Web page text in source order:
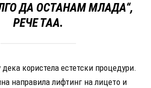
ДА ОСТАНАМ МЛАДА“,
РЕЧЕ ТАА.
користела естетски процедури.
направила лифтинг на лицето и